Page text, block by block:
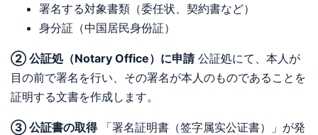
署名する対象書類（委任状、契約書など）
身分証（中国居民身份証）
② 公証処（Notary Office）に申請公証処にて、本人が
目の前で署名を行い、その署名が本人のものであることを
証明する文書を作成します。
③ 公証書の取得「署名証明書（签字属实公证書）」が発